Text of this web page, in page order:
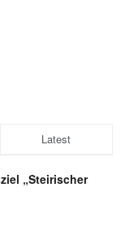
Latest
„Steirischer